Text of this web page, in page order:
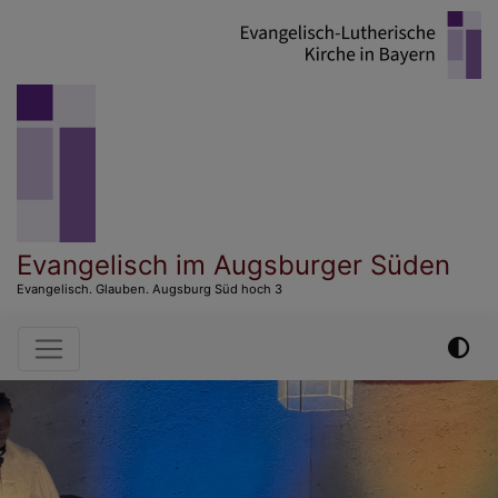
Evangelisch im Augsburger Süden
Evangelisch. Glauben. Augsburg Süd hoch 3
Hauptnavigation